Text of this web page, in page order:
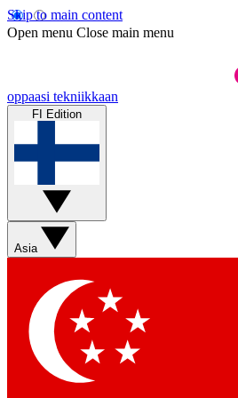
Skip to main content
Open menu Close main menu
oppaasi tekniikkaan
FI Edition
Asia